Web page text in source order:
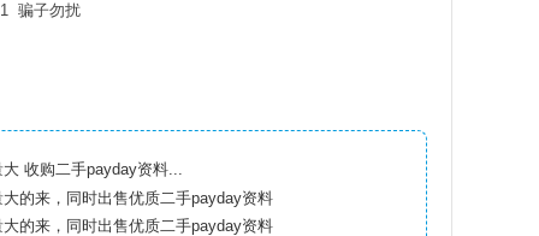
骗子勿扰
收购二手payday资料，量大 收购二手payday资料...
的来，同时出售优质二手payday资料
的来，同时出售优质二手payday资料